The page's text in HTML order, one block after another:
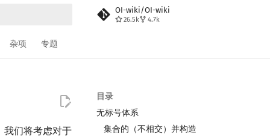
OI-wiki/OI-wiki
26.5k 4.7k
杂项 专题
目录
无标号体系
集合的（不相交）并构造
我们将考虑对于